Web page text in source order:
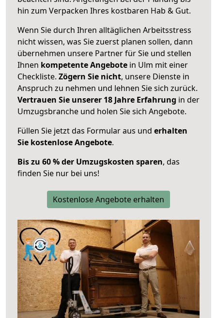
hin zum Verpacken Ihres kostbaren Hab & Gut.
Wenn Sie durch Ihren alltäglichen Arbeitsstress
nicht wissen, was Sie zuerst planen sollen, dann
übernehmen unsere Partner für Sie und stellen
Ihnen kompetente Angebote in Ulm mit einer
Checkliste. Zögern Sie nicht, unsere Dienste in
Anspruch zu nehmen und lehnen Sie sich zurück.
Vertrauen Sie unserer 18 Jahre Erfahrung in der
Umzugsbranche und holen Sie sich Angebote.
Füllen Sie jetzt das Formular aus und erhalten
Sie kostenlose Angebote.
Bis zu 60 % der Umzugskosten sparen, das
finden Sie nur bei uns!
Kostenlose Angebote erhalten